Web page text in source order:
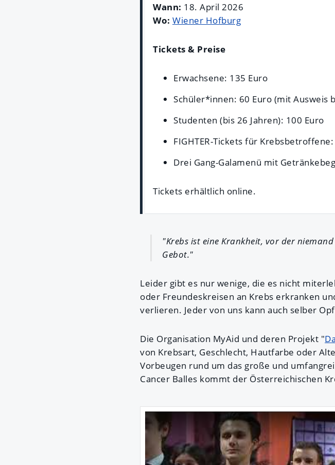
Wann: 18. April 2026
Wo: Wiener Hofburg
Tickets & Preise
Erwachsene: 135 Euro
Schüler*innen: 60 Euro (mit Ausweis
Studenten (bis 26 Jahren): 100 Euro
FIGHTER-Tickets für
Drei Gang-Galamenü mit
Tickets erhältlich online.
"Krebs ist eine Krankheit, vor der
Gebot."
Leider gibt es nur wenige, die es nicht
oder Freundeskreisen an Krebs erkranken
verlieren. Jeder von uns kann auch selber
Die Organisation MyAid und deren Projekt "
von Krebsart, Geschlecht, Hautfarbe oder
Vorbeugen rund um das große und
Cancer Balles kommt der Österreichischen